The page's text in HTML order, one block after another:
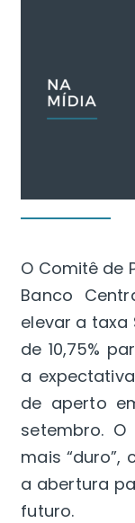
O Comitê de
Banco
elevar a taxa
de 10,75%
a
de aperto
setembro.
mais
a abertura
futuro.